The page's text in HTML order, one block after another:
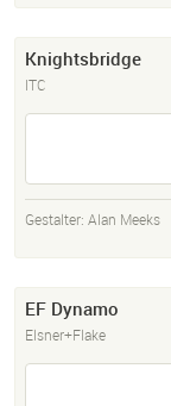
Knightsbridge
ITC
Gestalter: Alan Meeks
EF Dynamo
Elsner+Flake